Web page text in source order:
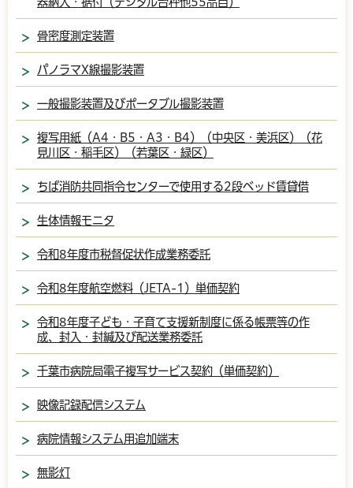
骨密度測定装置
パノラマX線撮影装置
一般撮影装置及びポータブル撮影装置
複写用紙（A4・B5・A3・B4）（中央区・美浜区）（花
見川区・稲毛区）（若葉区・緑区）
ちば消防共同指令センターで使用する2段ベッド賃貸借
生体情報モニタ
令和8年度市税督促状作成業務委託
令和8年度航空燃料（JETA-1）単価契約
令和8年度子ども・子育て支援新制度に係る帳票等の作
成、封入・封緘及び配送業務委託
千葉市病院局電子複写サービス契約（単価契約）
映像記録配信システム
病院情報システム用追加端末
無影灯